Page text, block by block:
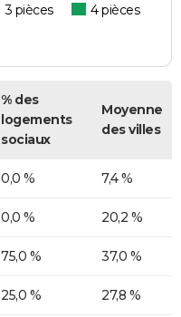
3 pièces
4 pièces
% des
logements
sociaux
Moyenne
des villes
0,0 % 7,4 %
0,0 % 20,2 %
75,0 % 37,0 %
25,0 % 27,8 %